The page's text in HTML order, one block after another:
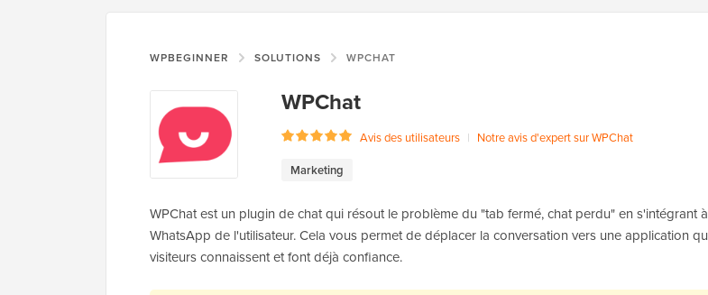
WPBEGINNER SOLUTIONS WPCHAT
WPChat
Avis des utilisateurs | Notre avis d'expert sur WPChat
Marketing
WPChat est un plugin de chat qui résout le problème du "tab fermé, chat perdu" en s'intégrant à
WhatsApp de l'utilisateur. Cela vous permet de déplacer la conversation vers une application
visiteurs connaissent et font déjà confiance.